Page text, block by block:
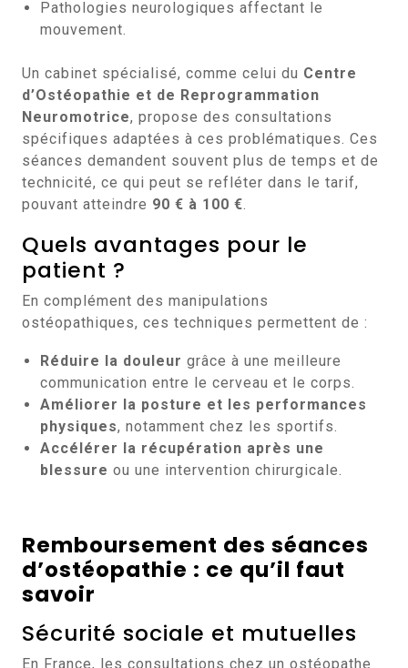
Pathologies neurologiques affectant le
mouvement.
Un cabinet spécialisé, comme celui du Centre
d’Ostéopathie et de Reprogrammation
Neuromotrice, propose des consultations
spécifiques adaptées à ces problématiques. Ces
séances demandent souvent plus de temps et de
technicité, ce qui peut se refléter dans le tarif,
pouvant atteindre 90 € à 100 €
Quels avantages pour le
patient ?
En complément des manipulations
ostéopathiques, ces techniques permettent de :
Réduire la douleur grâce à une meilleure
communication entre le cerveau et le corps.
Améliorer la posture et les performances
physiques, notamment chez les sportifs.
Accélérer la récupération après une
blessure ou une intervention chirurgicale.
Remboursement des séances
d’ostéopathie : ce qu’il faut
savoir
Sécurité sociale et mutuelles
En France, les consultations chez un ostéopathe